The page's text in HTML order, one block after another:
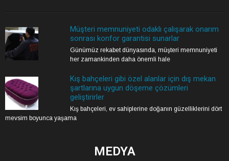
Müşteri memnuniyeti odaklı çalışarak onarım
sonrası konfor garantisi sunarlar
Günümüz rekabet dünyasında, müşteri memnuniyeti
her zamankinden daha önemli hale
Kış bahçeleri gibi özel alanlar için dış mekan
şartlarına uygun döşeme çözümleri
geliştirirler
Kış bahçeleri, ev sahiplerine doğanın güzelliklerini dört
mevsim boyunca yaşama
MEDYA